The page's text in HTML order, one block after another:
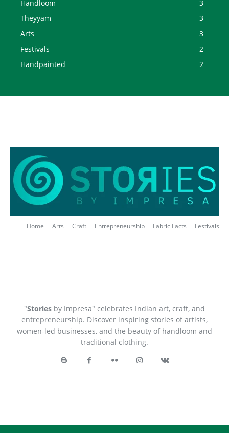
Handloom
3
Theyyam
3
Arts
3
Festivals
2
Handpainted
2
Home Arts Craft Entrepreneurship Fabric Facts Festivals
"Stories by Impresa" celebrates Indian art, craft, and
entrepreneurship. Discover inspiring stories of artists,
women-led businesses, and the beauty of handloom and
traditional clothing.